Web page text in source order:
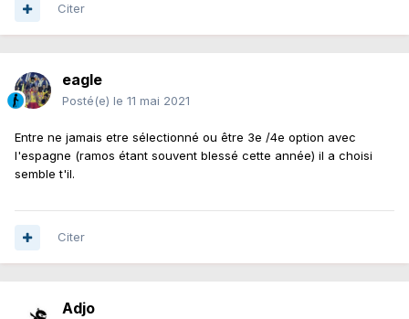
Citer
eagle
Posté(e) le 11 mai 2021
Entre ne jamais etre sélectionné ou être 3e /4e option avec
l'espagne (ramos étant souvent blessé cette année) il a choisi
semble t'il.
Citer
Adjo